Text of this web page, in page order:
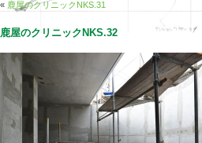
« 鹿屋のクリニックNKS.31
鹿屋のクリニックNKS.32